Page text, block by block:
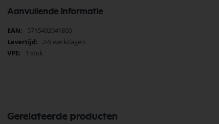
Nilfisk Sopra
Nilfisk Supreme
Aanvullende informatie
Meer
informatie
5715492041800
2-5 werkdagen
1 stuk
Gerelateerde producten